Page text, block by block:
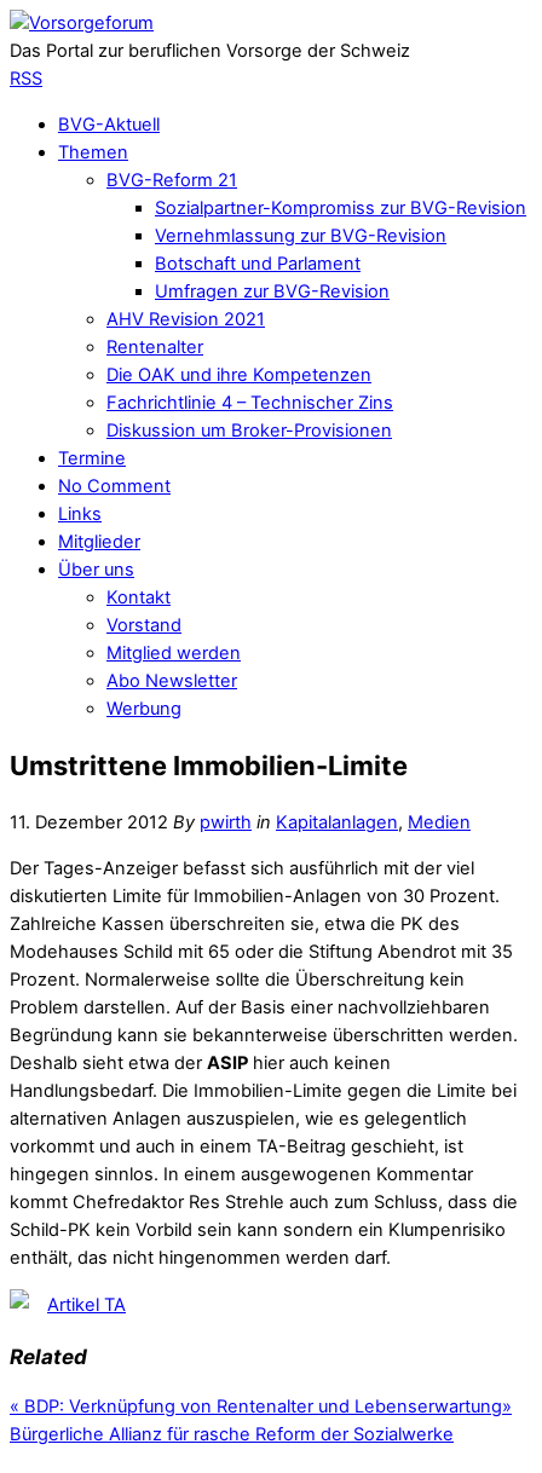
Das Portal zur beruflichen Vorsorge der Schweiz
RSS
BVG-Aktuell
Themen
BVG-Reform 21
Sozialpartner-Kompromiss zur BVG-Revision
Vernehmlassung zur BVG-Revision
Botschaft und Parlament
Umfragen zur BVG-Revision
AHV Revision 2021
Rentenalter
Die OAK und ihre Kompetenzen
Fachrichtlinie 4 – Technischer Zins
Diskussion um Broker-Provisionen
Termine
No Comment
Links
Mitglieder
Über uns
Kontakt
Vorstand
Mitglied werden
Abo Newsletter
Werbung
Umstrittene Immobilien-Limite
11. Dezember 2012 By pwirth in Kapitalanlagen, Medien
Der Tages-Anzeiger befasst sich ausführlich mit der viel
diskutierten Limite für Immobilien-Anlagen von 30 Prozent.
Zahlreiche Kassen überschreiten sie, etwa die PK des
Modehauses Schild mit 65 oder die Stiftung Abendrot mit 35
Prozent. Normalerweise sollte die Überschreitung kein
Problem darstellen. Auf der Basis einer nachvollziehbaren
Begründung kann sie bekannterweise überschritten werden.
Deshalb sieht etwa der ASIP hier auch keinen
Handlungsbedarf. Die Immobilien-Limite gegen die Limite bei
alternativen Anlagen auszuspielen, wie es gelegentlich
vorkommt und auch in einem TA-Beitrag geschieht, ist
hingegen sinnlos. In einem ausgewogenen Kommentar
kommt Chefredaktor Res Strehle auch zum Schluss, dass die
Schild-PK kein Vorbild sein kann sondern ein Klumpenrisiko
enthält, das nicht hingenommen werden darf.
Artikel TA
Related
« BDP: Verknüpfung von Rentenalter und Lebenserwartung»
Bürgerliche Allianz für rasche Reform der Sozialwerke